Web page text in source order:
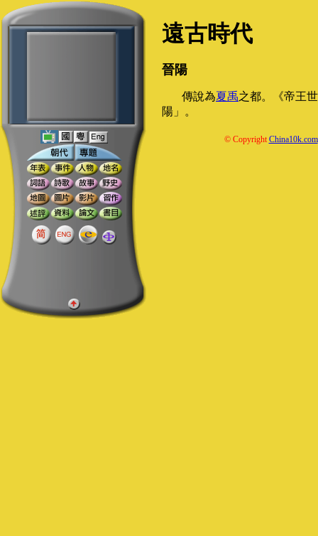
遠古時代
晉陽
傳說為夏禹之都。《帝王
陽」。
© CopyrightChina10k.com